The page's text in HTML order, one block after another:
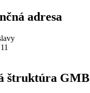
adresa
štruktúra GMB